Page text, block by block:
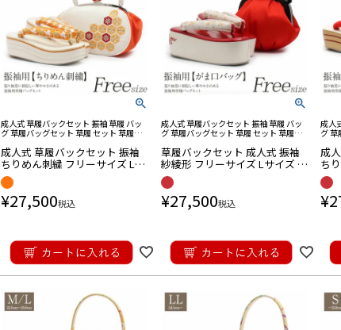
成人式 草履バックセット 振袖 草履 バッ
グ 草履バッグセット 草履 セット 草履バ
バック セット バック草履 成人式草履バ
ック
成人式 草履バックセット 振袖
ちりめん刺繍 フリーサイズ Lサ
イズ がま口
¥27,500税込
成人式 草履バックセット 振袖 草履 バッ
グ 草履バッグセット 草履 セット 草履バ
バック セット バック草履 成人式草履バ
ック
草履バックセット 成人式 振袖
紗綾形 フリーサイズ Lサイズ が
ま口 厚底
¥27,500税込
成人
グ 草
バッ
ック
成
ち
イ
¥